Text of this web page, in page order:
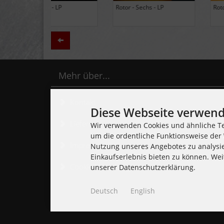
Black Lung - Ancients - LP
Daily Thompson - Glue -
Zurück
Mehr über...
Lieferzeit
Impressum
Cookie Einstellungen
Diese Webseite
Wir verwenden Cookies und ähnliche
um die ordentliche Funktionsweise
Nutzung unseres Angebotes zu
Einkaufserlebnis bieten zu können.
unserer Datenschutzerklärung.
Deutsch English